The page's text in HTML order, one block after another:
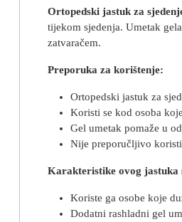
Ortopedski jastuk za
tijekom sjedenja. Umetak
zatvaračem.
Preporuka za korištenje:
Ortopedski jastuk za
Koristi se kod osoba
Gel umetak pomaže u
Nije preporučljivo
Karakteristike ovog jastuka
Koriste ga osobe koje
Dodatni rashladni gel